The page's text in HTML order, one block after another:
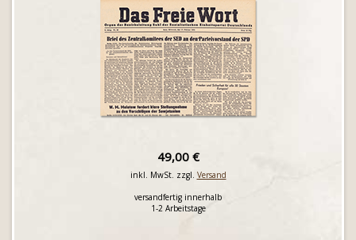
49,00 €
inkl. MwSt. zzgl. Versand
versandfertig innerhalb
1-2 Arbeitstage